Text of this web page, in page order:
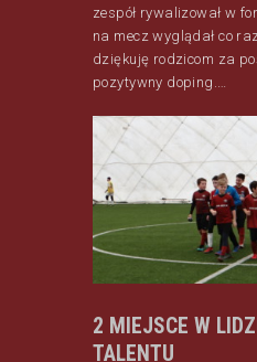
zespół rywalizował w
na mecz wyglądał co
dziękuję rodzicom za
pozytywny doping.…
2 MIEJSCE W
TALENTU